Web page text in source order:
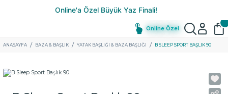
Online Özel
ANASAYFA BAZA & BAŞLIK YATAK BAŞLIĞI & BAZA BAŞLIĞI B SLEEP SPORT BAŞLIK 90